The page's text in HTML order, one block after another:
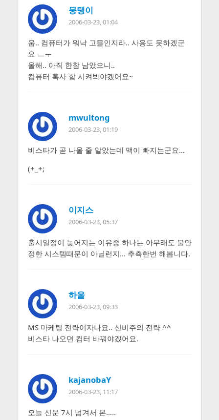
뭉탱이
2006-03-23, 01:04
웁.. 컴퓨터가 워낙 고물인지라.. 사용도 못하겠군
요 ㅡㅜ
올해.. 아직 한참 남았으니..
컴퓨터 혹사 함 시켜봐야겠어요~
mwultong
2006-03-23, 01:19
비스타가 곧 나올 줄 알았는데 맥이 빠지는군요…
(+_+;
이지스
2006-03-23, 05:37
출시일정이 늦어지는 이유중 하나는 아무래도 불안
정한 시스템때문이 아닐런지… 추측한번 해봅니다.
하울
2006-03-23, 09:33
MS 마케팅 전략이자나요.. 신비주의 전략 ^^
비스타 나오면 컴터 바꿔야겠어요.
kajanobaY
2006-03-23, 11:17
오늘 신문 7시 넘겨서 본…..